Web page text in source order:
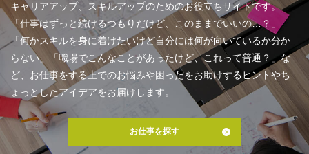
キャリアアップ、スキルアップのためのお役立ちサイトです。
「仕事はずっと続けるつもりだけど、このままでいいの…？」
「何かスキルを身に着けたいけど自分には何が向いているか分か
らない」「職場でこんなことがあったけど、これって普通？」な
ど、お仕事をする上でのお悩みや困ったをお助けするヒントやち
ょっとしたアイデアをお届けします。
お仕事を探す